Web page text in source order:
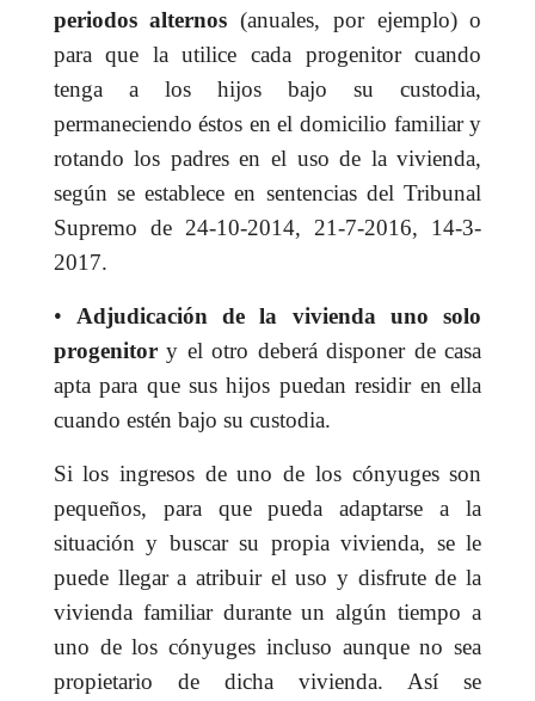
periodos alternos (anuales, por ejemplo) o
para que la utilice cada progenitor cuando
tenga a los hijos bajo su custodia,
permaneciendo éstos en el domicilio familiar y
rotando los padres en el uso de la vivienda,
según se establece en sentencias del Tribunal
Supremo de 24-10-2014, 21-7-2016, 14-3-
2017.
• Adjudicación de la vivienda uno solo
progenitory el otro deberá disponer de casa
apta para que sus hijos puedan residir en ella
cuando estén bajo su custodia.
Si los ingresos de uno de los cónyuges son
pequeños, para que pueda adaptarse a la
situación y buscar su propia vivienda, se le
puede llegar a atribuir el uso y disfrute de la
vivienda familiar durante un algún tiempo a
uno de los cónyuges incluso aunque no sea
propietario de dicha vivienda. Así se